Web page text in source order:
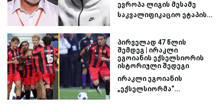
ევროპა ლიგის მესამე
საკვალიფიკაციო ეტაპის...
პირველად 47 წლის
შემდეგ | ირაკლი
ეგოიანის ექსელსიორის
ისტორიული შედეგი
ირაკლი ეგოიანის
„ექსელსიორმა“...